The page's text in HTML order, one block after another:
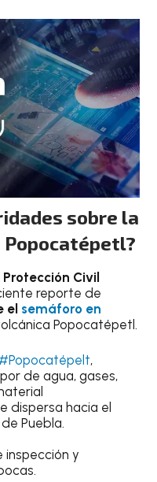
sobre la
Civil
reporte de
el semáforo en
Popocatépetl.
,
de agua, gases,
dispersa hacia el
Puebla.
inspección y